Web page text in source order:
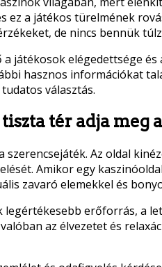
ez a játékos türelmének
de nincs bennük
játékosok elégedettsége
hasznos információkat
választás.
tér adja meg
Az oldal
Amikor egy
zavaró elemekkel és
legértékesebb erőforrás, a
az élvezetet és